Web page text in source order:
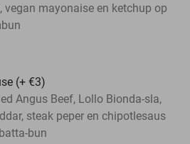
vegan mayonaise en ketchup op
(+ €3)
Angus Beef, Lollo Bionda-sla,
steak peper en chipotlesaus
bun